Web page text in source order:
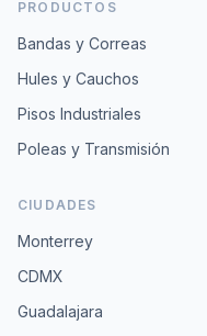
PRODUCTOS
Bandas y Correas
Hules y Cauchos
Pisos Industriales
Poleas y Transmisión
CIUDADES
Monterrey
CDMX
Guadalajara